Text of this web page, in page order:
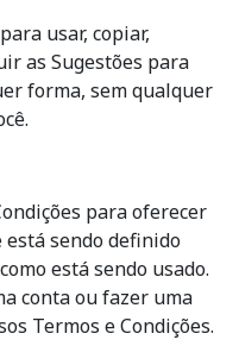
usar, copiar,
as Sugestões para
forma, sem qualquer
para oferecer
sendo definido
está sendo usado.
conta ou fazer uma
Termos e Condições.